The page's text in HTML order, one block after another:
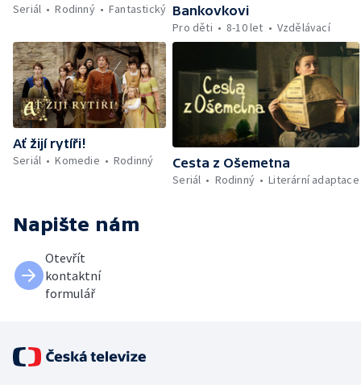
Seriál
Rodinný Fantastický Bankovkovi
Pro děti
8-10 let Vzdělávací
Ať žijí rytíři!
Seriál
Komedie Rodinný
Cesta z Ošemetna
Seriál
Rodinný Literární adaptace
Napište nám
Otevřít
kontaktní
formulář